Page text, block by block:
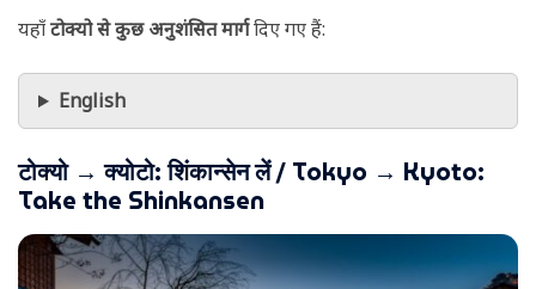
यहाँटोक्यो से कुछ अनुशंसित मार्गदिए गए हैं:
English
टोक्यो → क्योटो:शिंकान्सेन लें/ Tokyo → Kyoto:
Take the Shinkansen